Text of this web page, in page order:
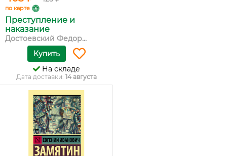
по карте
Преступление и
наказание
Достоевский Федор...
Купить
На складе
Дата доставки: 14 августа